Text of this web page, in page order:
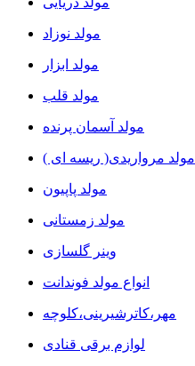
مولد نوزاد
مولد ابزار
مولد قلب
مولد آسمان پرنده
مولد مرواریدی( ریسه ای )
مولد پاپیون
مولد زمستانی
وینر گلسازی
انواع مولد فوندانت
مهر،کاترشیرینی،کلوچه
لوازم برقی قنادی